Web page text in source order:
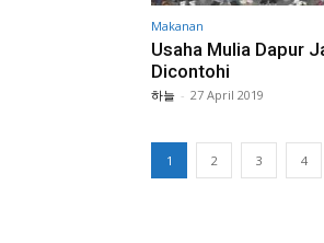
Makanan
Usaha Mulia Dapur
Dicontohi
하늘 - 27 April 2019
1 2 3 4